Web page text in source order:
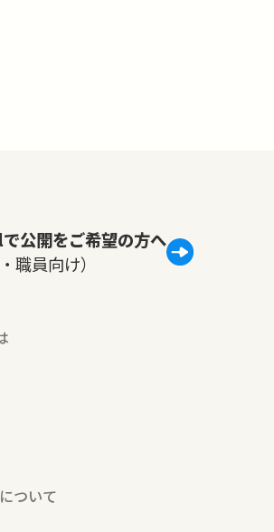
公開をご希望の方へ
職員向け）
ついて